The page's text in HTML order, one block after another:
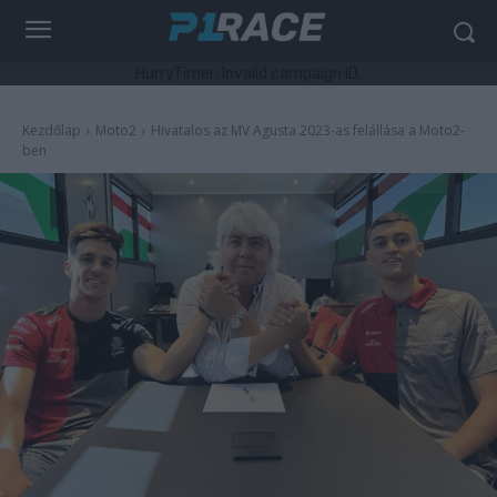
Kezdőlap Moto2
Hivatalos az MV Agusta 2023-as felállása a Moto2-
ben